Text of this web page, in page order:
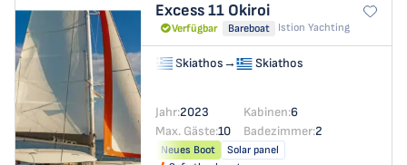
Excess 11 Okiroi
Verfügbar Bareboat Istion Yachting
Skiathos→ Skiathos
Jahr:2023 Kabinen:6
Max. Gäste:10 Badezimmer:2
Neues Boot
Solar panel